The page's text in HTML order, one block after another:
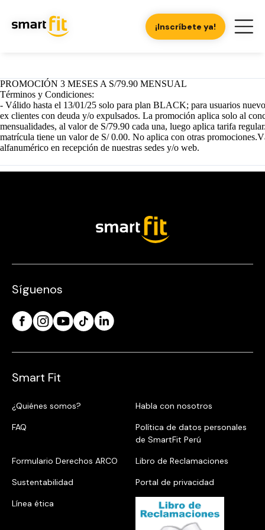
¡Inscríbete ya!
PROMOCIÓN 3 MESES A S/79.90 MENSUAL
Términos y Condiciones:
- Válido hasta el 13/01/25 solo para plan BLACK; para usuarios
ex clientes con deuda y/o expulsados. La promoción aplica solo al
mensualidades, al valor de S/79.90 cada una, luego aplica tarifa
matrícula tiene un valor de S/ 0.00. No aplica con otras
alfanumérico en recepción de nuestras sedes y/o web.
Síguenos
Smart Fit
¿Quiénes somos?
Habla con nosotros
FAQ
Política de datos personales
de SmartFit Perú
Formulario Derechos ARCO
Libro de Reclamaciones
Sustentabilidad
Portal de privacidad
Línea ética